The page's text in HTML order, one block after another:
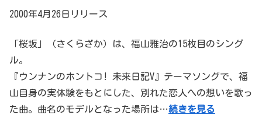
2000年4月26日リリース
「桜坂」（さくらざか）は、福山雅治の15枚目のシング
ル。
『ウンナンのホントコ! 未来日記V』テーマソングで、福
山自身の実体験をもとにした、別れた恋人への想いを歌っ
た曲。曲名のモデルとなった場所は…続きを見る